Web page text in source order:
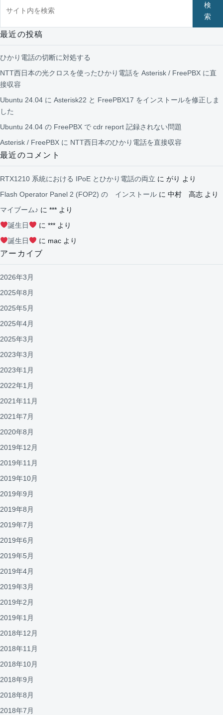
検
索
最近の投稿
ひかり電話の切断に対処する
NTT西日本の光クロスを使ったひかり電話を Asterisk / FreePBX に直
接収容
Ubuntu 24.04 に Asterisk22 と FreePBX17 をインストールを修正しま
した
Ubuntu 24.04 の FreePBX で cdr report 記録されない問題
Asterisk / FreePBX に NTT西日本のひかり電話を直接収容
最近のコメント
RTX1210 系統における IPoE とひかり電話の両立 に がり より
Flash Operator Panel 2 (FOP2) の インストール に 中村 高志 より
マイブーム♪ に *** より
誕生日
に ***より
誕生日
に macより
アーカイブ
2026年3月
2025年8月
2025年5月
2025年4月
2025年3月
2023年3月
2023年1月
2022年1月
2021年11月
2021年7月
2020年8月
2019年12月
2019年11月
2019年10月
2019年9月
2019年8月
2019年7月
2019年6月
2019年5月
2019年4月
2019年3月
2019年2月
2019年1月
2018年12月
2018年11月
2018年10月
2018年9月
2018年8月
2018年7月